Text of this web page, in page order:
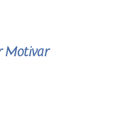
Motivar